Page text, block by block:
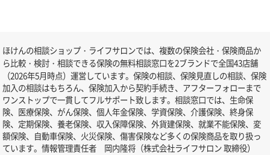
ほけんの相談ショップ・ライフサロンでは、複数の保険会社・保険商品か
ら比較・検討・相談できる保険の無料相談窓口を2ブランドで全国43店舗
（2026年5月時点）運営しています。保険の相談、保険見直しの相談、保険
加入の相談はもちろん、保険加入から契約手続き、アフターフォローまで
ワンストップで一貫してフルサポート致します。相談窓口では、生命保
険、医療保険、がん保険、個人年金保険、学資保険、介護保険、終身保
険、定期保険、養老保険、収入保障保険、外貨建保険、就業不能保険、変
額保険、自動車保険、火災保険、傷害保険など多くの保険商品を取り扱っ
ています。情報管理責任者 岡内隆将（株式会社ライフサロン 取締役）